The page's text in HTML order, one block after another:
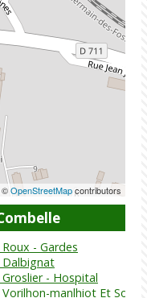
©OpenStreetMapcontributors
- Gardes
Dalbignat
- Hospital
manlhiot Et Soubey